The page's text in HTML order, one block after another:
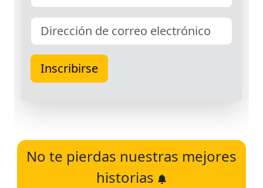
No te pierdas nuestras mejores
historias